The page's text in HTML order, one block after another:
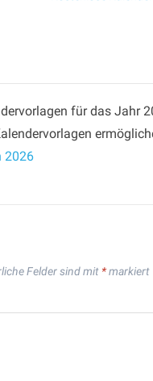
für das Jahr
2026
Felder sind mit *markiert